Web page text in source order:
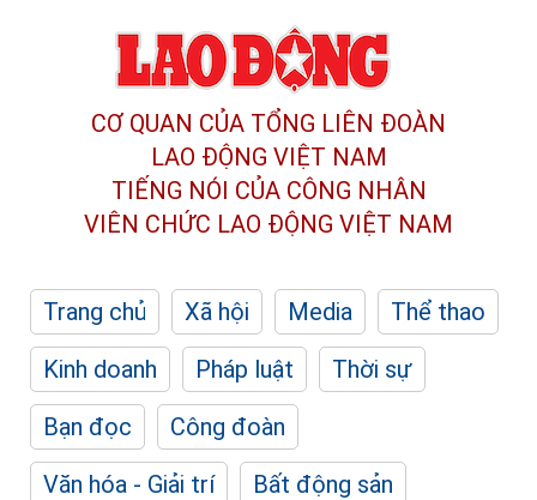
CƠ QUAN CỦA TỔNG LIÊN ĐOÀN
LAO ĐỘNG VIỆT NAM
TIẾNG NÓI CỦA CÔNG NHÂN
VIÊN CHỨC LAO ĐỘNG VIỆT NAM
Trang chủ Xã hội Media
Thể thao
Kinh doanh
Pháp luật
Thời sự
Bạn đọc
Công đoàn
Văn hóa - Giải trí
Bất động sản